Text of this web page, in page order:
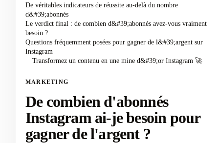
De véritables indicateurs de réussite au-delà du nombre
d&#39;abonnés
Le verdict final : de combien d&#39;abonnés avez-vous vraiment
besoin ?
Questions fréquemment posées pour gagner de l&#39;argent sur
Instagram
Transformez un contenu en une mine d&#39;or Instagram 🚀
MARKETING
De combien d'abonnés
Instagram ai-je besoin pour
gagner de l'argent ?